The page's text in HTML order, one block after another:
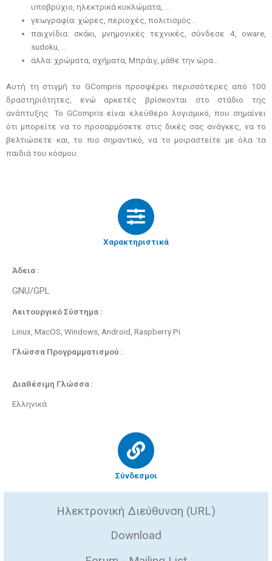
υποβρύχιο, ηλεκτρικά κυκλώματα, …
γεωγραφία: χώρες, περιοχές, πολιτισμός…
παιχνίδια: σκάκι, μνημονικές τεχνικές, σύνδεσε 4, oware,
sudoku, …
άλλα: χρώματα, σχήματα, Μπράιγ, μάθε την ώρα…
Αυτή τη στιγμή το GCompris προσφέρει περισσότερες από 100
δραστηριότητες, ενώ αρκετές βρίσκονται στο στάδιο της
ανάπτυξης. Το GCompris είναι ελεύθερο λογισμικό, που σημαίνει
ότι μπορείτε να το προσαρμόσετε στις δικές σας ανάγκες, να το
βελτιώσετε και, το πιο σημαντικό, να το μοιραστείτε με όλα τα
παιδιά του κόσμου.
Χαρακτηριστικά
Άδεια :
GNU/GPL
Λειτουργικό Σύστημα :
Linux, MacOS, Windows, Android, Raspberry Pi
Γλώσσα Προγραμματισμού :
Διαθέσιμη Γλώσσα :
Ελληνικά
Σύνδεσμοι
Ηλεκτρονική Διεύθυνση (URL)
Download